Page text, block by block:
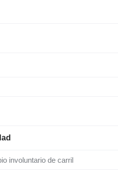
involuntario de carril